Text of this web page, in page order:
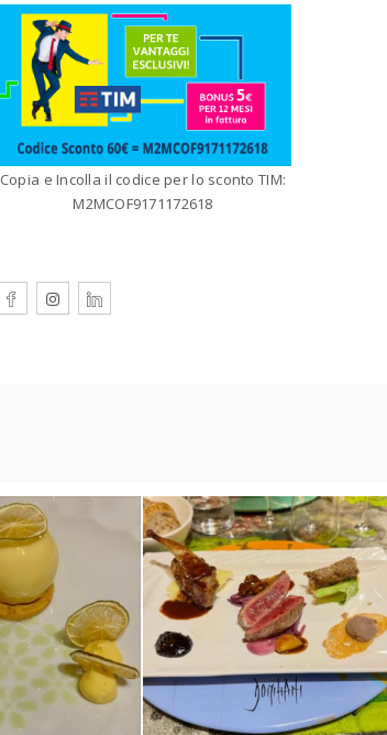
Copia e Incolla il codice per lo sconto TIM:
M2MCOF9171172618